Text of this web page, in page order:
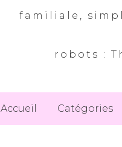
familiale,
robots :
Accueil Catégories